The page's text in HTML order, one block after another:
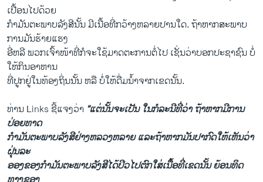
ເປື້ອນ​ໄປ​ດ້ວຍ
ກໍາ​ມັນ​ຕະພາບ​ລັງສີນັ້ນ ມີເນື້ອທີ່​ກວ້າງ​ຫລາຍ​ປານ​ໃດ. ຖ້າ​ຫາກ​ສະພາບ​
ການ​ມັນ​ຮ້າຍ​ແຮງ​
ອີ່ຫລີ ພວກ​ເຈົ້າໜ້າທີ່​ກໍ​ຈະ​ໃຊ້​ມາດ​ຕະການ​ຕໍ່​ໄປ ​ເຊັ່ນ​ວ່າ​ບອກປະຊາຊົນ​ ​ບໍ່​
ໃຫ້​ກິນ​ອາຫານ​
ທີ່​ປູກ​ຢູ່​ໃນ​ທ້ອງ​ຖິ່ນ​ນັ້ນ ຫລື ບໍ່​ໃຫ້​ດື່ມ​ນໍ້າ​ຈາກ​ເຂດນັ້ນ.
ທ່ານ Links ຊີ້​ແຈງວ່າ “​ແຕ່​ນັ້ນຈະ​ເປັນໃນກໍລະນີ​ທີ່​ວ່າ ຖ້າຫາກມີ​ການ​
ປ່ອຍ​ທາ​ດ
ກໍາມັນ​ຕະພາບ​ລັງສີຢ່າງ​ຫລວງຫລາຍ ​ແລະ​ຖ້າ​ຫາກ​ມັນ​ປາກົດ​ໃຫ້​ເຫັນ​ວ່າ
ຝຸ່ນລະ
ອອງ​ຂອງກໍາມັນ​ຕະພາບ​ລັງສີ​ໄດ້ປີວ​ໄປ​ຕົກໃສ່​ເນື້ອທີ່ເຂດ​ນັ້ນ ຍ້ອນ​ທິດ​